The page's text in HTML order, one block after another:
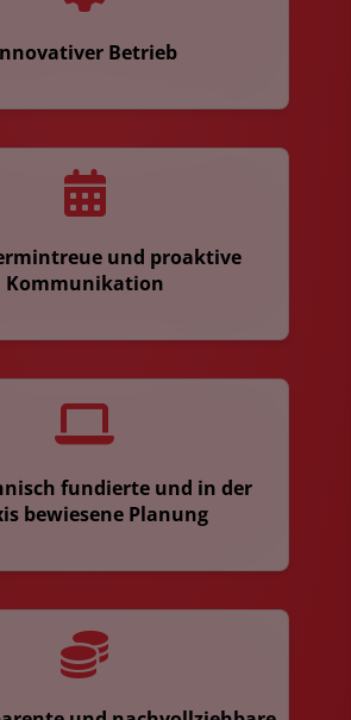
Betrieb
und proaktive
Kommunikation
fundierte und in der
bewiesene Planung